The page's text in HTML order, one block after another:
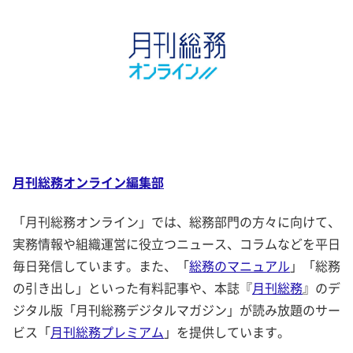
月刊総務オンライン編集部
「月刊総務オンライン」では、総務部門の方々に向けて、
実務情報や組織運営に役立つニュース、コラムなどを平日
毎日発信しています。また、「総務のマニュアル 」「総務
の引き出し」といった有料記事や、本誌『月刊総務』のデ
ジタル版「月刊総務デジタルマガジン」が読み放題のサー
ビス「月刊総務プレミアム 」を提供しています。